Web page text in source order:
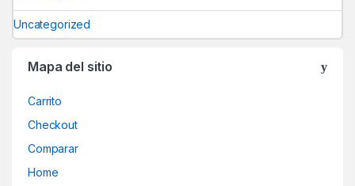
Uncategorized
Mapa del sitio
Carrito
Checkout
Comparar
Home